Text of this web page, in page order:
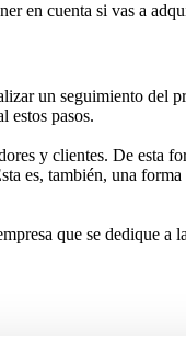
en cuenta si vas a
un seguimiento del
estos pasos.
y clientes. De esta
también, una forma
que se dedique a